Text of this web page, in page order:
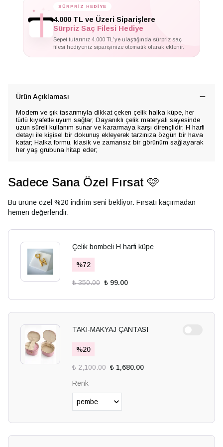
✦ SÜRPRİZ HEDİYE
4.000 TL ve Üzeri Siparişlere
Sürpriz Saç Filesi Hediye
Sepet tutarınız 4.000 TL'ye ulaştığında sürpriz saç
filesi hediyeniz siparişinize otomatik olarak eklenir.
Ürün Açıklaması
Modern ve şık tasarımıyla dikkat çeken çelik halka küpe, her
türlü kıyafetle uyum sağlar; Dayanıklı çelik materyali sayesinde
uzun süreli kullanım sunar ve kararmaya karşı dirençlidir; H harfi
detayı ile kişisel bir dokunuş ekleyerek tarzınıza özgün bir hava
katar; Halka formu, klasik ve zamansız bir görünüm sağlayarak
her yaş grubuna hitap eder;
Sadece Sana Özel Fırsat 🩷
Bu ürüne özel %20 indirim seni bekliyor. Fırsatı kaçırmadan
hemen değerlendir.
Çelik bombeli H harfi küpe
%72
₺ 350.00 ₺ 99.00
TAKI-MAKYAJ ÇANTASI
%20
₺ 2,100.00 ₺ 1,680.00
Renk